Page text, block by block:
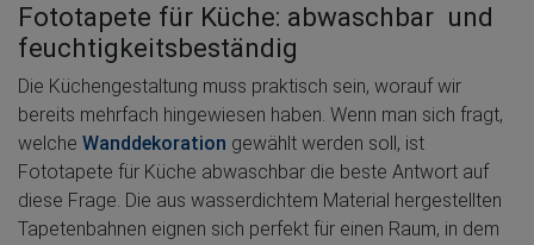
Fototapete für Küche: abwaschbar und
feuchtigkeitsbeständig
Die Küchengestaltung muss praktisch sein, worauf wir
bereits mehrfach hingewiesen haben. Wenn man sich fragt,
welche Wanddekoration gewählt werden soll, ist
Fototapete für Küche abwaschbar die beste Antwort auf
diese Frage. Die aus wasserdichtem Material hergestellten
Tapetenbahnen eignen sich perfekt für einen Raum, in dem